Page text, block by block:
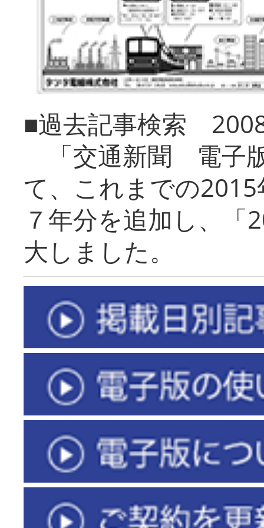
■過去記事検索
「交通新聞 電子
て、これまでの
７年分を追加し、「
大しまし